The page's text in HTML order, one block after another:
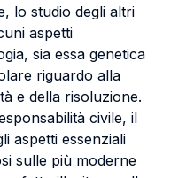
lo studio degli altri
aspetti
sia essa genetica
riguardo alla
e della risoluzione.
civile, il
aspetti essenziali
sulle più moderne